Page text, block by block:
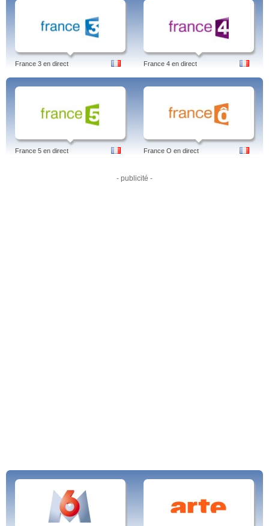
France 3 en direct France 4 en direct
France 5 en direct France O en direct
- publicité -